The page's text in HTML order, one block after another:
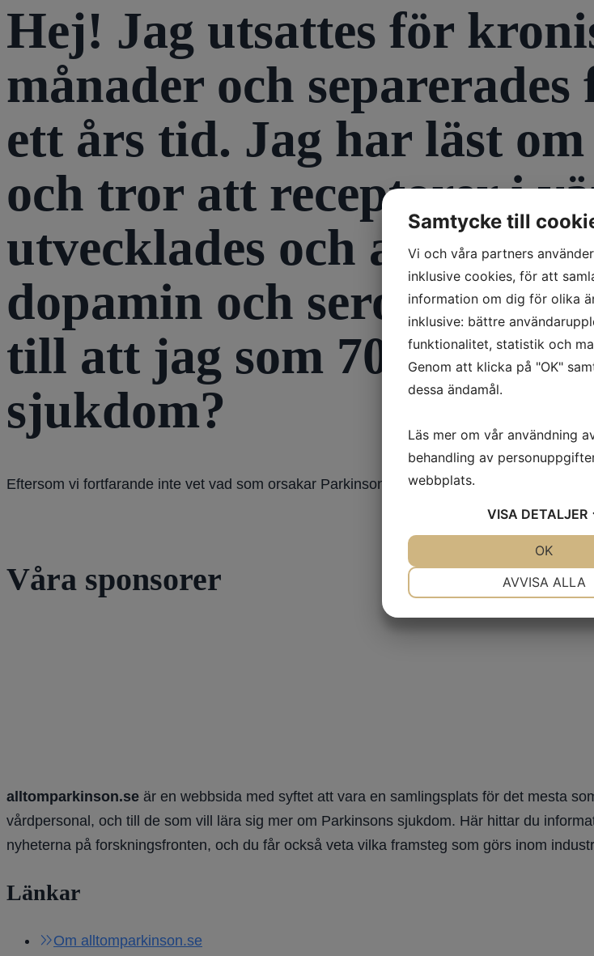
Hej! Jag utsattes för
månader och
ett års tid. Jag har läst
och tror att receptorer i
utvecklades och att
dopamin och serotonin.
till att jag som 70- åring
sjukdom?
Eftersom vi fortfarande inte vet vad som orsakar Parkinson kan ingen svara säkert på
Våra sponsorer
alltomparkinson.se är en webbsida med syftet att vara en samlingsplats för det mesta
vårdpersonal, och till de som vill lära sig mer om Parkinsons sjukdom. Här hittar du
nyheterna på forskningsfronten, och du får också veta vilka framsteg som görs inom
Länkar
Om alltomparkinson.se
Samtycke till
Vi och våra partners
inklusive cookies, för att
information om dig för olika
inklusive: bättre
funktionalitet, statistik och
Genom att klicka på "OK"
dessa ändamål.
Läs mer om vår användning
behandling av
webbplats.
VISA DETALJER
AVVISA ALLA
OK